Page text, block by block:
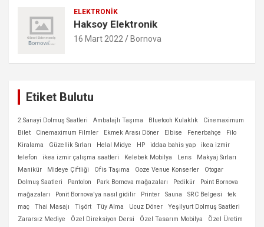
ELEKTRONIK
Haksoy Elektronik
16 Mart 2022 Bornova
Etiket Bulutu
2.Sanayi Dolmuş Saatleri Ambalajlı Taşıma Bluetooh Kulaklık
Cinemaximum
Bilet
Cinemaximum Filmler Ekmek Arası Döner Elbise Fenerbahçe
Filo
Kiralama
Güzellik Sırları Helal Midye HP iddaa bahis yap
ikea izmir
telefon
ikea izmir çalışma saatleri Kelebek Mobilya Lens
Makyaj Sırları
Manikür
Mideye Çiftliği Ofis Taşıma Ooze Venue Konserler
Otogar
Dolmuş Saatleri
Pantolon Park Bornova mağazaları Pedikür
Point Bornova
mağazaları
Ponit Bornova'ya nasıl gidilir Printer Sauna SRC Belgesi
tek
maç
Thai Masajı Tişört Tüy Alma Ucuz Döner
Yeşilyurt Dolmuş Saatleri
Zararsız Mediye
Özel Direksiyon Dersi Özel Tasarım Mobilya
Özel Üretim